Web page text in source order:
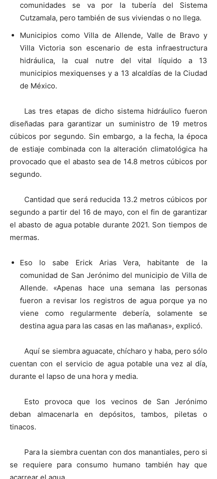
comunidades se va por la tubería del Sistema
Cutzamala, pero también de sus viviendas o no llega.
Municipios como Villa de Allende, Valle de Bravo y
Villa Victoria son escenario de esta infraestructura
hidráulica, la cual nutre del vital líquido a 13
municipios mexiquenses y a 13 alcaldías de la Ciudad
de México.
Las tres etapas de dicho sistema hidráulico fueron
diseñadas para garantizar un suministro de 19 metros
cúbicos por segundo. Sin embargo, a la fecha, la época
de estiaje combinada con la alteración climatológica ha
provocado que el abasto sea de 14.8 metros cúbicos por
segundo.
Cantidad que será reducida 13.2 metros cúbicos por
segundo a partir del 16 de mayo, con el fin de garantizar
el abasto de agua potable durante 2021. Son tiempos de
mermas.
Eso lo sabe Erick Arias Vera, habitante de la
comunidad de San Jerónimo del municipio de Villa de
Allende. «Apenas hace una semana las personas
fueron a revisar los registros de agua porque ya no
viene como regularmente debería, solamente se
destina agua para las casas en las mañanas», explicó.
Aquí se siembra aguacate, chícharo y haba, pero sólo
cuentan con el servicio de agua potable una vez al día,
durante el lapso de una hora y media.
Esto provoca que los vecinos de San Jerónimo
deban almacenarla en depósitos, tambos, piletas o
tinacos.
Para la siembra cuentan con dos manantiales, pero si
se requiere para consumo humano también hay que